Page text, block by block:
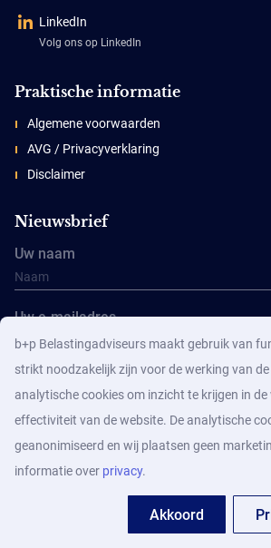
LinkedIn
Volg ons op LinkedIn
Praktische informatie
Algemene voorwaarden
AVG / Privacyverklaring
Disclaimer
Nieuwsbrief
Uw naam
Uw e-mailadres
Aanmelden
b+p Belastingadviseurs maakt gebruik van
strikt noodzakelijk zijn voor de werking van
analytische cookies om inzicht te krijgen in de
effectiviteit van de website. De analytische
geanonimiseerd en wij plaatsen geen
informatie over privacy.
Akkoord